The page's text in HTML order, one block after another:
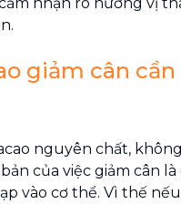
giảm cân cần
nguyên chất,
của việc giảm cân là
vào cơ thể. Vì thế